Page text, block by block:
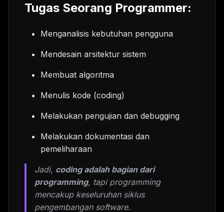
Tugas Seorang Programmer:
Menganalisis kebutuhan pengguna
Mendesain arsitektur sistem
Membuat algoritma
Menulis kode (coding)
Melakukan pengujian dan debugging
Melakukan dokumentasi dan
pemeliharaan
Jadi, coding adalah bagian dari
programming, tapi programming
mencakup keseluruhan siklus
pengembangan software.